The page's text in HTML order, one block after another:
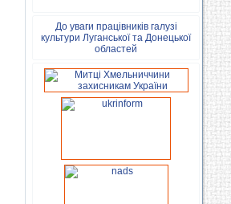
До уваги працівників галузі
культури Луганської та Донецької
областей